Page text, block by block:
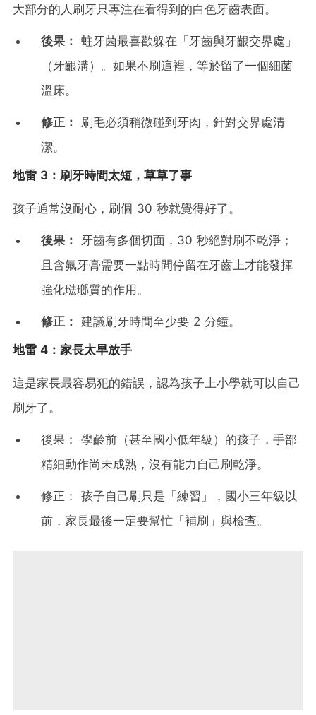
大部分的人刷牙只專注在看得到的白色牙齒表面。
後果： 蛀牙菌最喜歡躲在「牙齒與牙齦交界處」
（牙齦溝）。如果不刷這裡，等於留了一個細菌
溫床。
修正：
刷毛必須稍微碰到牙肉，針對交界處清
潔。
地雷 3：刷牙時間太短，草草了事
孩子通常沒耐心，刷個 30 秒就覺得好了。
後果：
牙齒有多個切面，30 秒絕對刷不乾淨；
且含氟牙膏需要一點時間停留在牙齒上才能發揮
強化琺瑯質的作用。
修正： 建議刷牙時間至少要 2 分鐘。
地雷 4：家長太早放手
這是家長最容易犯的錯誤，認為孩子上小學就可以自己
刷牙了。
後果： 學齡前（甚至國小低年級）的孩子，手部
精細動作尚未成熟，沒有能力自己刷乾淨。
修正： 孩子自己刷只是「練習」，國小三年級以
前，家長最後一定要幫忙「補刷」與檢查。